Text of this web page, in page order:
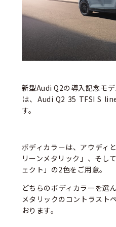
新型Audi Q2の導入記念モ
は、Audi Q2 35 TFSI S
す。
ボディカラーは、アウディ
リーンメタリック」、そし
ェクト」の2色をご用意。
どちらのボディカラーを選
メタリックのコントラスト
おります。